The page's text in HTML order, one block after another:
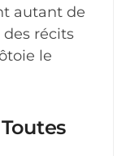
autant de
récits
le